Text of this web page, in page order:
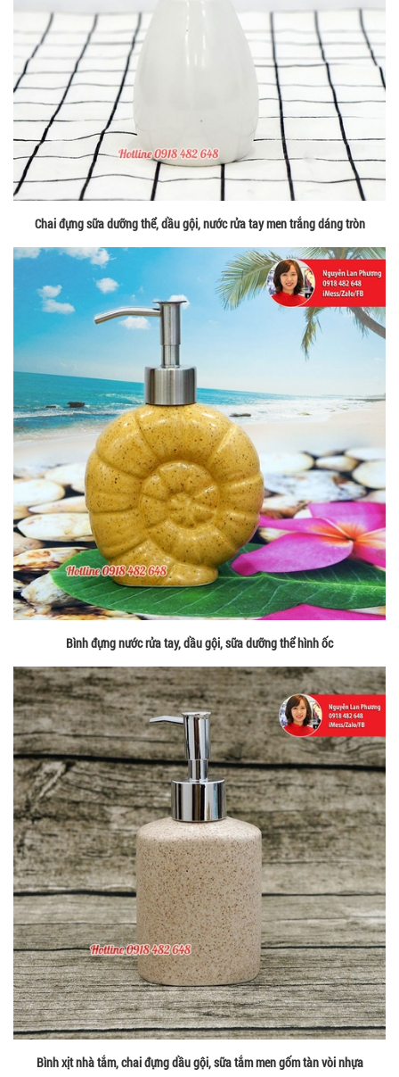
Chai đựng sữa dưỡng thể, dầu gội, nước rửa tay men trắng dáng tròn
Bình đựng nước rửa tay, dầu gội, sữa dưỡng thể hình ốc
Bình xịt nhà tắm, chai đựng dầu gội, sữa tắm men gốm tàn vòi nhựa